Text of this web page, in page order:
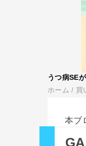
うつ病SE
ホーム / 買
本ブ